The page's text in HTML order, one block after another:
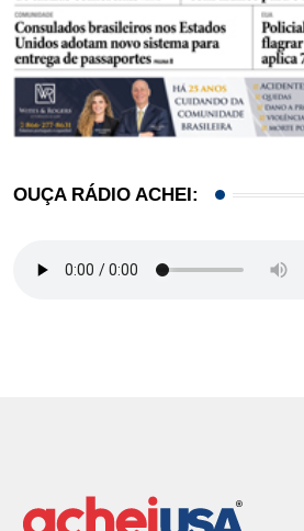
OUÇA RÁDIO ACHEI: